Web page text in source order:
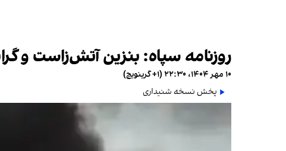
روزنامه سپاه: بنزین آتش‌زاست و
۱۰ مهر ۱۴۰۴، ۲۲:۳۰ (‎+۱ گرینویچ)
پخش نسخه شنیداری